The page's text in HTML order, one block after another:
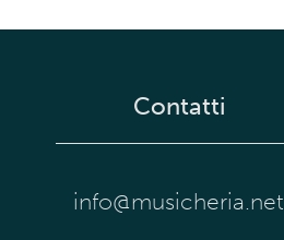
Contatti
info@musicheria.net